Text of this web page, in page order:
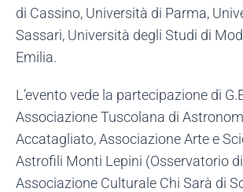
di Cassino, Università di Parma,
Sassari, Università degli Studi di
Emilia.
L’evento vede la partecipazione di
Associazione Tuscolana di
Accatagliato, Associazione Arte e
Astrofili Monti Lepini (Osservatorio
Associazione Culturale Chi Sarà di